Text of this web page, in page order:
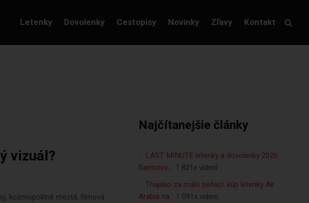
Letenky Dovolenky Cestopisy Novinky Zľavy Kontakt
vizuál?
kozmopolitné mestá, filmová
Najčítanejšie články
LAST MINUTE letenky a dovolenky 2026:
Santorini,… 1 821x videní
Thajsko za málo peňazí: kúp letenky Air
Arabia na… 1 091x videní